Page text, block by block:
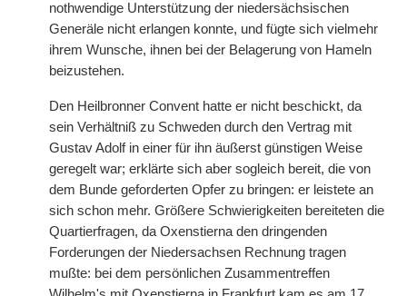
nothwendige Unterstützung der niedersächsischen
Generäle nicht erlangen konnte, und fügte sich vielmehr
ihrem Wunsche, ihnen bei der Belagerung von Hameln
beizustehen.
Den Heilbronner Convent hatte er nicht beschickt, da
sein Verhältniß zu Schweden durch den Vertrag mit
Gustav Adolf in einer für ihn äußerst günstigen Weise
geregelt war; erklärte sich aber sogleich bereit, die von
dem Bunde geforderten Opfer zu bringen: er leistete an
sich schon mehr. Größere Schwierigkeiten bereiteten die
Quartierfragen, da Oxenstierna den dringenden
Forderungen der Niedersachsen Rechnung tragen
mußte: bei dem persönlichen Zusammentreffen